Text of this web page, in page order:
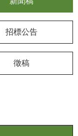
招標公告
徵稿